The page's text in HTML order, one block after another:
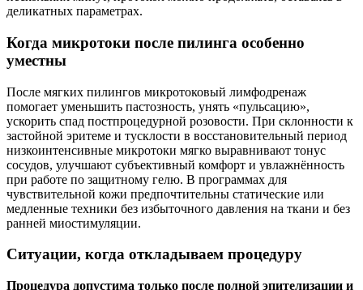
деликатных параметрах.
Когда микротоки после пилинга особенно
уместны
После мягких пилингов микротоковый лимфодренаж
помогает уменьшить пастозность, унять «пульсацию»,
ускорить спад постпроцедурной розовости. При склонности к
застойной эритеме и тусклости в восстановительный период
низкоинтенсивные микротоки мягко выравнивают тонус
сосудов, улучшают субъективный комфорт и увлажнённость
при работе по защитному гелю. В программах для
чувствительной кожи предпочтительны статические или
медленные техники без избыточного давления на ткани и без
ранней миостимуляции.
Ситуации, когда откладываем процедуру
Процедура допустима только после полной эпителизации и